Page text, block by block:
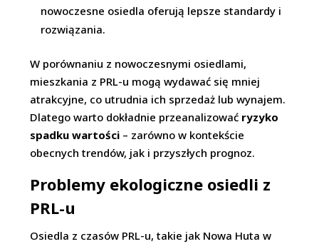
nowoczesne osiedla oferują lepsze standardy i
rozwiązania.
W porównaniu z nowoczesnymi osiedlami,
mieszkania z PRL-u mogą wydawać się mniej
atrakcyjne, co utrudnia ich sprzedaż lub wynajem.
Dlatego warto dokładnie przeanalizować ryzyko
spadku wartości – zarówno w kontekście
obecnych trendów, jak i przyszłych prognoz.
Problemy ekologiczne osiedli z
PRL-u
Osiedla z czasów PRL-u, takie jak Nowa Huta w